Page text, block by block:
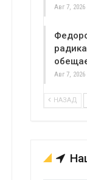
Авг 7, 2026
Авг 7, 2026
НАЗАД